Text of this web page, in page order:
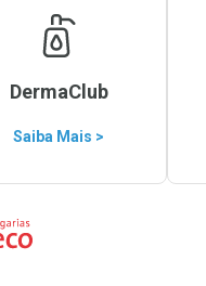
DermaClub
Saiba Mais >